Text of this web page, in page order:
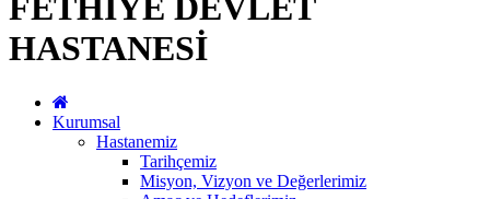
FETHİYE DEVLET
HASTANESİ
Kurumsal
Hastanemiz
Tarihçemiz
Misyon, Vizyon ve Değerlerimiz